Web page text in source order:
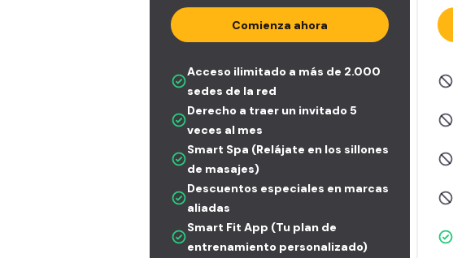
Comienza ahora
Acceso ilimitado a más de 2.000
sedes de la red
Derecho a traer un invitado 5
veces al mes
Smart Spa (Relájate en los sillones
de masajes)
Descuentos especiales en marcas
aliadas
Smart Fit App (Tu plan de
entrenamiento personalizado)